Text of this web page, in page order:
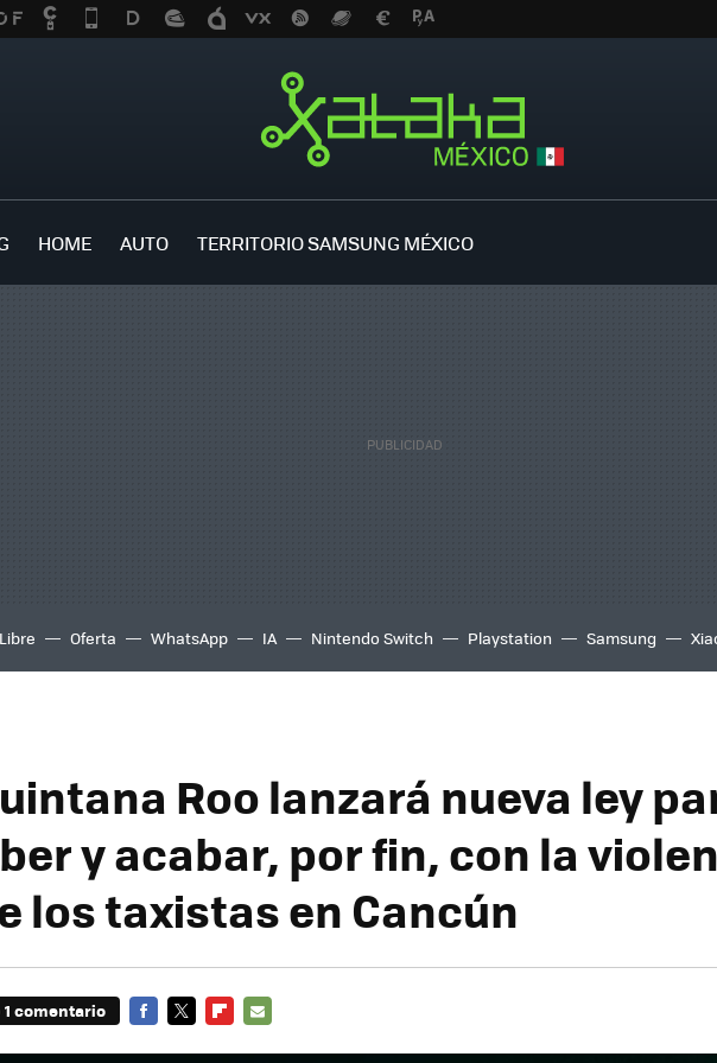
HOME AUTO TERRITORIO SAMSUNG MÉXICO
Oferta WhatsApp IA Nintendo Switch Playstation Samsung
Roo lanzará nueva ley
y acabar, por fin, con la
los taxistas en Cancún
1 comentario